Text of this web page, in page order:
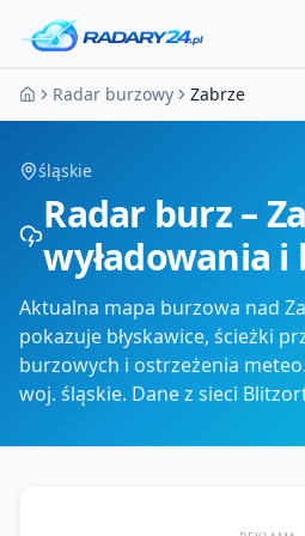
Strona główna
Radar burzowy Zabrze
śląskie
Radar burz –
wyładowania i
Aktualna mapa burzowa nad
pokazuje błyskawice, ścieżki
burzowych i ostrzeżenia
woj. śląskie. Dane z sieci